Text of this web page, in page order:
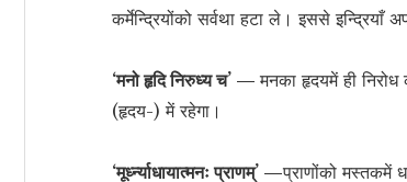
कर्मेन्द्रियोंको सर्वथा हटा ले। इससे इन्द्रियाँ
‘मनो हृदि निरुध्य च’ —मनका हृदयमें ही
(हृदय-) में रहेगा।
‘मूर्ध्न्याधायात्मनः प्राणम्’ —प्राणोंको मस्तकमें